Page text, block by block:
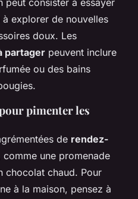
peut consister à essayer
explorer de nouvelles
doux. Les
partager peuvent inclure
ou des bains
pimenter les
de rendez-
comme une promenade
chocolat chaud. Pour
à la maison, pensez à